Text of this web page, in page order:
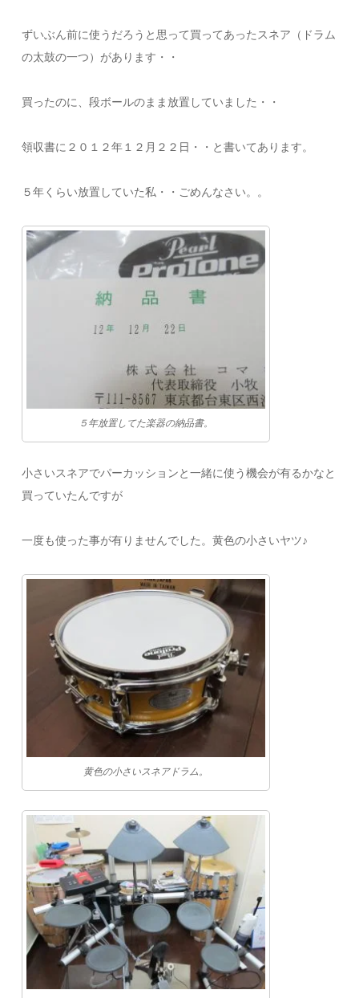
ずいぶん前に使うだろうと思って買ってあったスネア（ドラム
の太鼓の一つ）があります・・
買ったのに、段ボールのまま放置していました・・
領収書に２０１２年１２月２２日・・と書いてあります。
５年くらい放置していた私・・ごめんなさい。。
５年放置してた楽器の納品書。
小さいスネアでパーカッションと一緒に使う機会が有るかなと
買っていたんですが
一度も使った事が有りませんでした。黄色の小さいヤツ♪
黄色の小さいスネアドラム。